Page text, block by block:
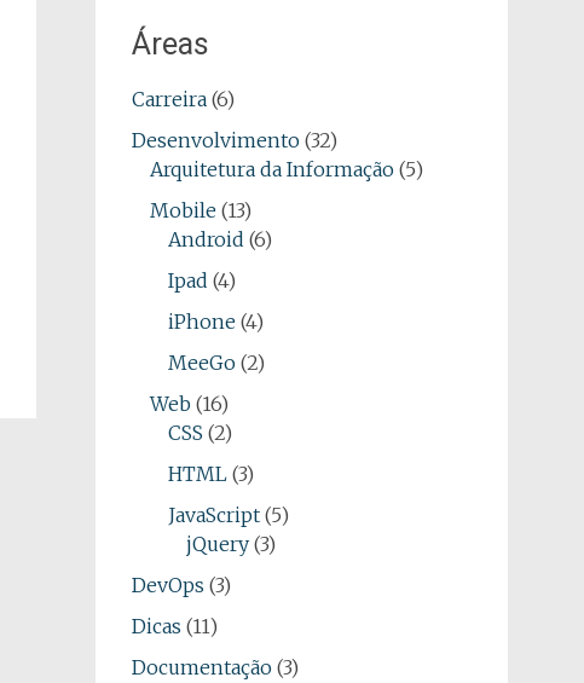
Áreas
Carreira(6)
Desenvolvimento(32)
Arquitetura da Informação(5)
Mobile (13)
Android (6)
Ipad (4)
iPhone (4)
MeeGo(2)
Web (16)
CSS (2)
HTML(3)
JavaScript(5)
jQuery(3)
DevOps (3)
Dicas (11)
Documentação(3)